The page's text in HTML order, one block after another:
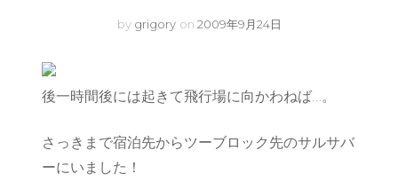
by grigory on 2009年9月24日
後一時間後には起きて飛行場に向かわねば…。
さっきまで宿泊先からツーブロック先のサルサバ
ーにいました！